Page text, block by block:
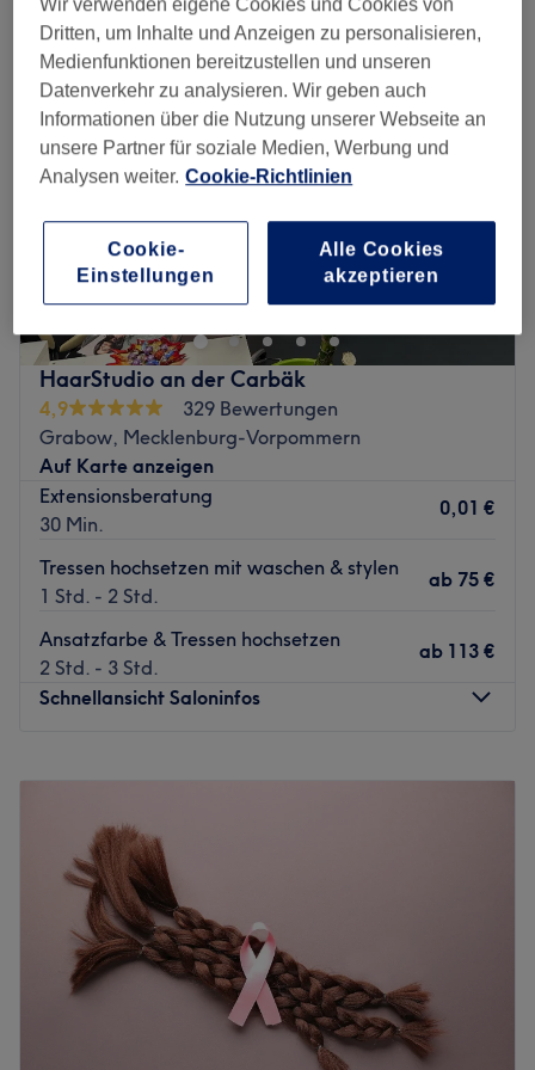
haarverlängerung in Mecklenburg-Vorpommern
HaarStudio an der Carbäk
4,9
329 Bewertungen
Grabow, Mecklenburg-Vorpommern
Auf Karte anzeigen
Extensionsberatung
30 Min.
0,01 €
Tressen hochsetzen mit waschen & stylen
1 Std. - 2 Std.
ab 75 €
Ansatzfarbe & Tressen hochsetzen
2 Std. - 3 Std.
ab 113 €
Schnellansicht Saloninfos
Mittwoch
Donnerstag
Freitag
Samstag
Sonntag
Egal ob langes oder kurzes, glattes oder lockiges Haar -
bei HaarStudio an der Carbäk in Thulendorf bekommst
du die Frisur, die zu dir passt. Lass dich ausführlich
Wir verwenden eigene Cookies und Cookies von
Dritten, um Inhalte und Anzeigen zu personalisieren,
Medienfunktionen bereitzustellen und unseren
Datenverkehr zu analysieren. Wir geben auch
Informationen über die Nutzung unserer Webseite an
unsere Partner für soziale Medien, Werbung und
Analysen weiter. Cookie-Richtlinien
Cookie-
Einstellungen
Alle Cookies
akzeptieren